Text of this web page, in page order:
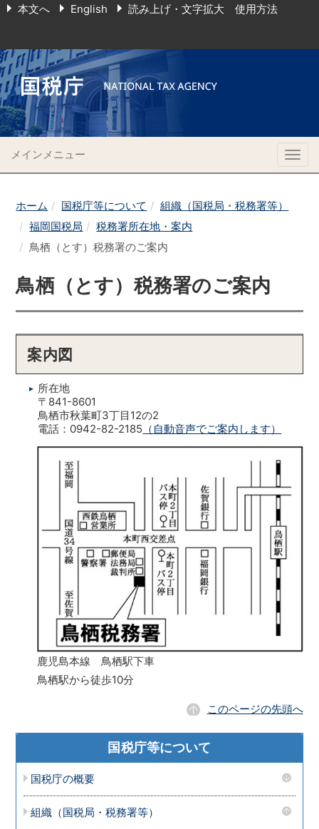
本文へ English 読み上げ・文字拡大 使用方法
メインメニュー
ホーム 国税庁等について
組織（国税局・税務署等）
福岡国税局
税務署所在地・案内
鳥栖（とす）税務署のご案内
鳥栖（とす）税務署のご案内
案内図
所在地
〒841-8601
鳥栖市秋葉町3丁目12の2
電話：0942-82-2185 （自動音声でご案内します）
鹿児島本線 鳥栖駅下車
鳥栖駅から徒歩10分
このページの先頭へ
国税庁等について
国税庁の概要
組織（国税局・税務署等）